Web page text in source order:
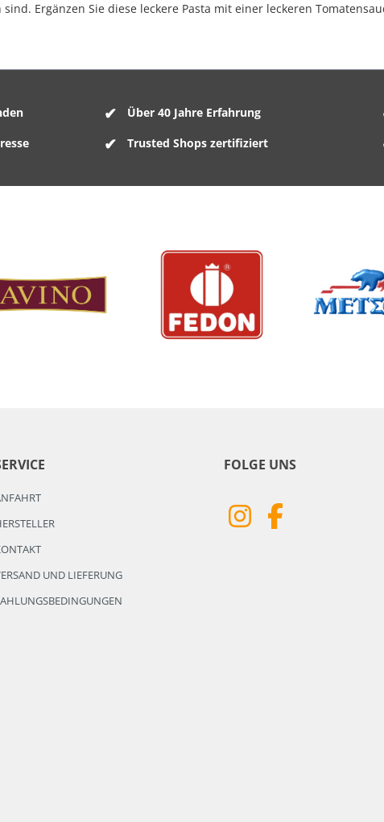
Ergänzen Sie diese leckere Pasta mit einer leckeren
Über 40 Jahre Erfahrung
Trusted Shops zertifiziert
UND LIEFERUNG
FOLGE UNS